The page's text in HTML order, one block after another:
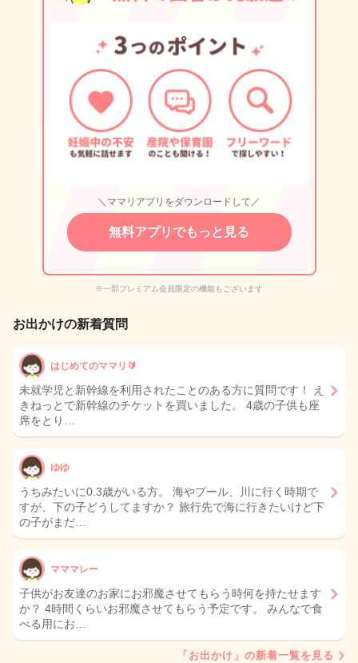
＼ママリアプリをダウンロードして／
無料アプリでもっと見る
※一部プレミアム会員限定の機能もございます
お出かけの新着質問
はじめてのママリ🔰
未就学児と新幹線を利用されたことのある方に質問です！ え
きねっとで新幹線のチケットを買いました。 4歳の子供も座
席をとり…
ゆゆ
うちみたいに0.3歳がいる方。 海やプール、川に行く時期で
すが、下の子どうしてますか？ 旅行先で海に行きたいけど下
の子がまだ…
マママレー
子供がお友達のお家にお邪魔させてもらう時何を持たせます
か？ 4時間くらいお邪魔させてもらう予定です。 みんなで食
べる用にお…
「お出かけ」の新着一覧を見る